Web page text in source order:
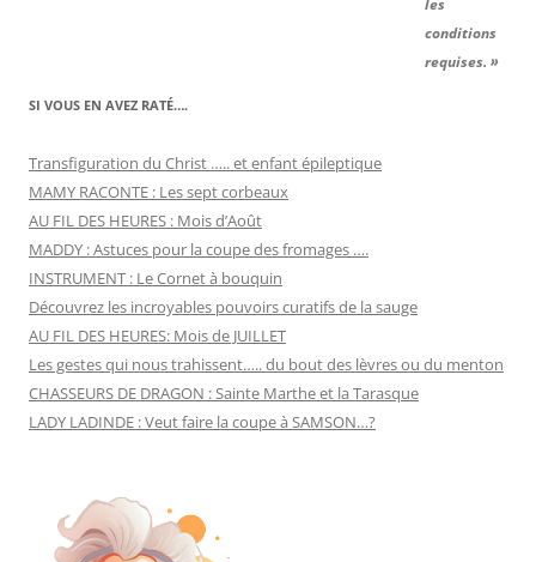
conditions
requises. »
SI VOUS EN AVEZ RATÉ….
Transfiguration du Christ ….. et enfant épileptique
MAMY RACONTE : Les sept corbeaux
AU FIL DES HEURES : Mois d’Août
MADDY : Astuces pour la coupe des fromages ….
INSTRUMENT : Le Cornet à bouquin
Découvrez les incroyables pouvoirs curatifs de la sauge
AU FIL DES HEURES: Mois de JUILLET
Les gestes qui nous trahissent….. du bout des lèvres ou du menton
CHASSEURS DE DRAGON : Sainte Marthe et la Tarasque
LADY LADINDE : Veut faire la coupe à SAMSON…?